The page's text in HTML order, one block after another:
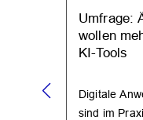
Umfrage:
wollen
KI-Tools
Digitale
sind im